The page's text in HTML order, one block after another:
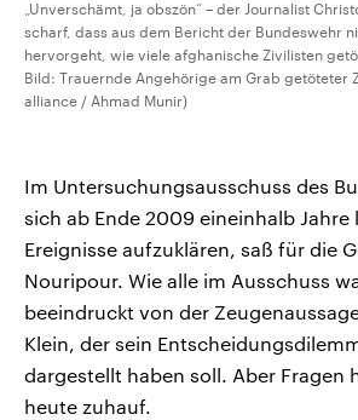
„Unverschämt, ja obszön“ – der Journalist
scharf, dass aus dem Bericht der Bundeswehr
hervorgeht, wie viele afghanische Zivilisten
Bild: Trauernde Angehörige am Grab getöteter
alliance / Ahmad Munir)
Im Untersuchungsausschuss des
sich ab Ende 2009 eineinhalb
Ereignisse aufzuklären, saß für die
Nouripour. Wie alle im Ausschuss
beeindruckt von der
Klein, der sein
dargestellt haben soll. Aber Fragen
heute zuhauf.